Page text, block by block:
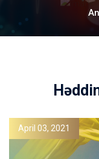
April 03, 2021